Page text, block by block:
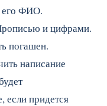
его ФИО.
и цифрами.
погашен.
написание
если придется